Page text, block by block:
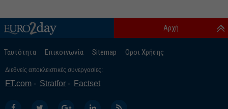
Ταυτότητα Επικοινωνία Sitemap Οροι Χρήσης
Αρχή
Διεθνείς αποκλειστικές συνεργασίες:
FT.com Stratfor Factset